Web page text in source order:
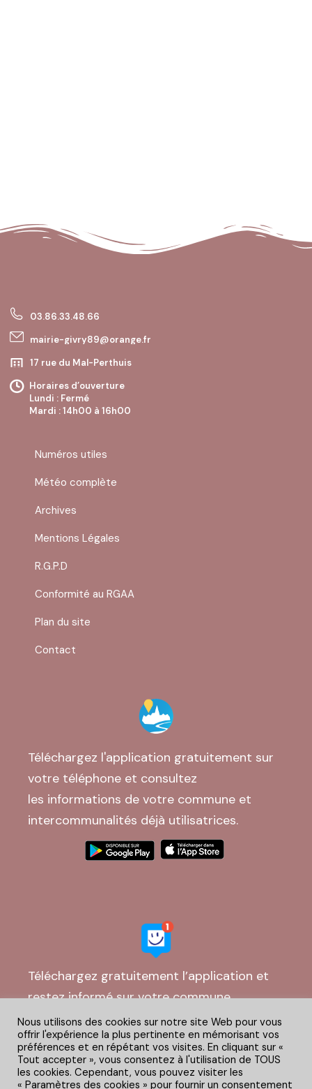
03.86.33.48.66
mairie-givry89@orange.fr
17 rue du Mal-Perthuis
Horaires d’ouverture
Lundi : Fermé
Mardi : 14h00 à 16h00
Vendredi : Fermé
Samedi : Fermé
Numéros utiles
Météo complète
Archives
Mentions Légales
R.G.P.D
Conformité au RGAA
Plan du site
Contact
Téléchargez l'application gratuitement sur
votre téléphone et consultez
les informations de votre commune et
intercommunalités déjà utilisatrices.
Téléchargez gratuitement l’application et
restez informé sur votre commune
Nous utilisons des cookies sur notre site Web pour vous
offrir l'expérience la plus pertinente en mémorisant vos
préférences et en répétant vos visites. En cliquant sur «
Tout accepter », vous consentez à l'utilisation de TOUS
les cookies. Cependant, vous pouvez visiter les
« Paramètres des cookies » pour fournir un consentement